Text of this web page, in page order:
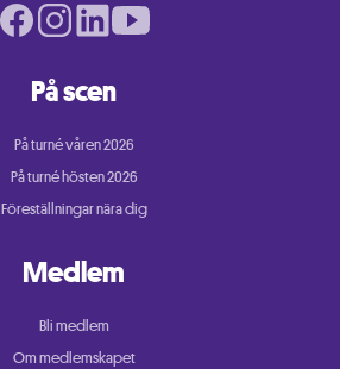
På scen
På turné våren 2026
På turné hösten 2026
Föreställningar nära dig
Medlem
Bli medlem
Om medlemskapet
Facebook page
Instagram page
LinkedIn pageYoutube page